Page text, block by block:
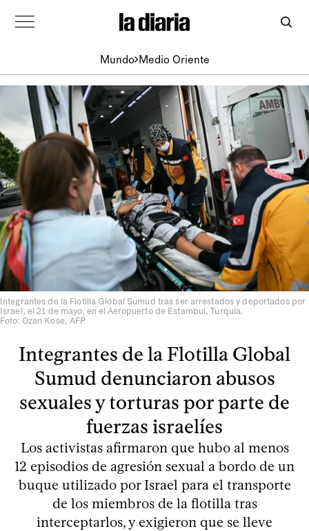
Mundo Medio Oriente
Integrantes de la Flotilla Global Sumud tras ser arrestados y deportados por
Israel, el 21 de mayo, en el Aeropuerto de Estambul, Turquía.
Foto: Ozan Kose, AFP
Integrantes de la Flotilla Global
Sumud denunciaron abusos
sexuales y torturas por parte de
fuerzas israelíes
Los activistas afirmaron que hubo al menos
12 episodios de agresión sexual a bordo de un
buque utilizado por Israel para el transporte
de los miembros de la flotilla tras
interceptarlos, y exigieron que se lleve